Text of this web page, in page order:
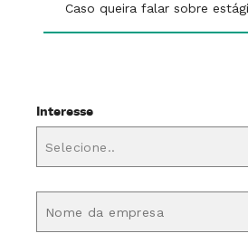
Caso queira falar sobre
Interesse